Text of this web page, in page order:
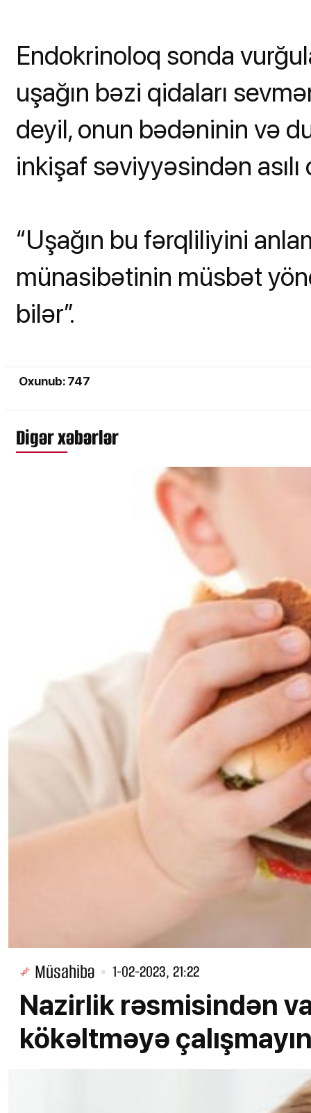
Endokrinoloq sonda
uşağın bəzi qidaları
deyil, onun bədəninin və
inkişaf səviyyəsindən asılı
“Uşağın bu fərqliliyini
münasibətinin müsbət
bilər”.
Oxunub: 747
Digər xəbərlər
Müsahibə 1-02-2023, 21:22
Nazirlik rəsmisindən
kökəltməyə